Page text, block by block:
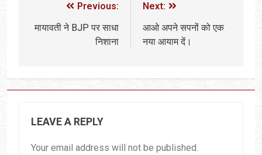
Previous:
मायावती ने BJP पर साधा
निशाना
Next:
आओ अपने सपनों को एक
नया आयाम दें।
LEAVE A REPLY
Your email address will not be published.